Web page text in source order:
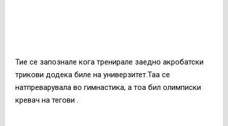
Тие се запознале кога тренирале заедно акробатски
трикови додека биле на универзитет.Таа се
натпреварувала во гимнастика, а тоа бил олимписки
кревач на тегови .